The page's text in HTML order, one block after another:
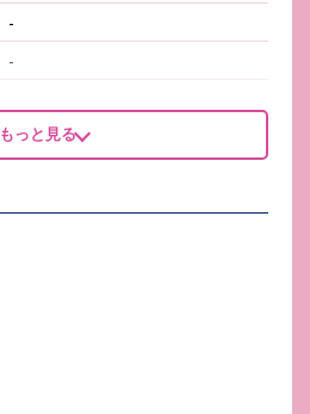
-
-
-
-
-
もっと見る